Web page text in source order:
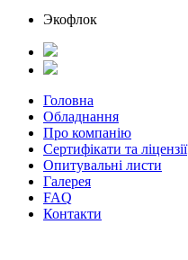
Экофлок
Головна
Обладнання
Про компанію
Сертифікати та ліцензії
Опитувальні листи
Галерея
FAQ
Контакти